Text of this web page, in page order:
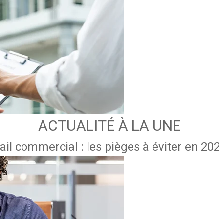
ACTUALITÉ À LA UNE
commercial : les pièges à éviter en